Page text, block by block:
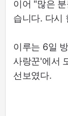
이어 "많은
습니다. 다시
이루는 6일
사랑꾼'에서
선보였다.